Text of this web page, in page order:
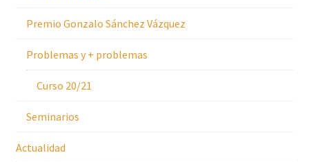
Premio Gonzalo Sánchez Vázquez
Problemas y + problemas
Curso 20/21
Seminarios
Actualidad